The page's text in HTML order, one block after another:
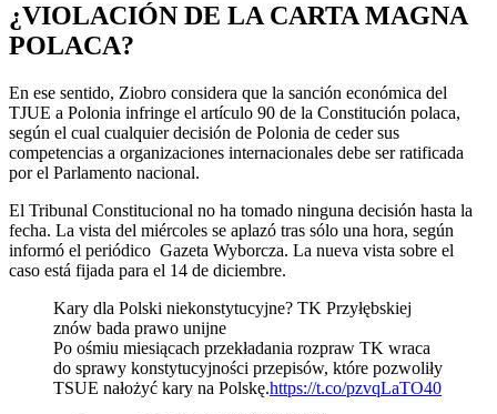
¿VIOLACIÓN DE LA CARTA MAGNA
POLACA?
En ese sentido, Ziobro considera que la sanción económica del
TJUE a Polonia infringe el artículo 90 de la Constitución polaca,
según el cual cualquier decisión de Polonia de ceder sus
competencias a organizaciones internacionales debe ser ratificada
por el Parlamento nacional.
El Tribunal Constitucional no ha tomado ninguna decisión hasta la
fecha. La vista del miércoles se aplazó tras sólo una hora, según
informó el periódico Gazeta Wyborcza. La nueva vista sobre el
caso está fijada para el 14 de diciembre.
Kary dla Polski niekonstytucyjne? TK Przyłębskiej
znów bada prawo unijne
Po ośmiu miesiącach przekładania rozpraw TK wraca
do sprawy konstytucyjności przepisów, które pozwoliły
TSUE nałożyć kary na Polskę.https://t.co/pzvqLaTO40